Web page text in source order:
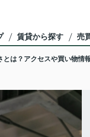
賃貸から探す 売
は？アクセスや買い物情